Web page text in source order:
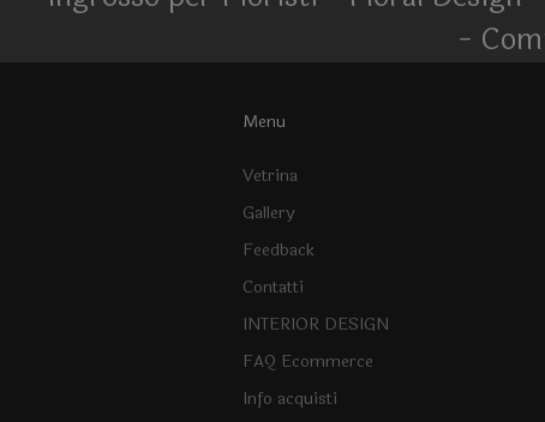
-
Menu
Vetrina
Gallery
Feedback
Contatti
INTERIOR DESIGN
FAQ Ecommerce
Info acquisti